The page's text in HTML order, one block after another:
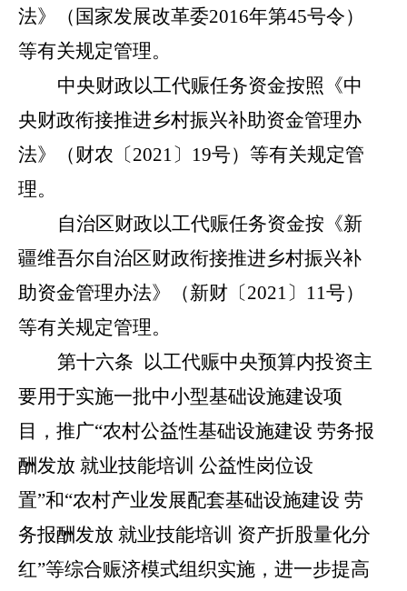
法》（国家发展改革委2016年第45号令）
等有关规定管理。
中央财政以工代赈任务资金按照《中
央财政衔接推进乡村振兴补助资金管理办
法》（财农〔 2021 〕 19号）等有关规定管
理。
自治区财政以工代赈任务资金按《新
疆维吾尔自治区财政衔接推进乡村振兴补
助资金管理办法》（新财〔 2021 〕 11号）
等有关规定管理。
第十六条
以工代赈中央预算内投资主
要用于实施一批中小型基础设施建设项
目，推广“农村公益性基础设施建设 劳务报
酬发放 就业技能培训 公益性岗位设
置”和“农村产业发展配套基础设施建设 劳
务报酬发放 就业技能培训 资产折股量化分
红”等综合赈济模式组织实施， 进一步提高